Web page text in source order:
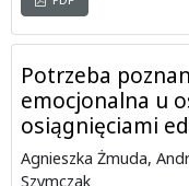
Potrzeba
emocjonalna u
osiągnięciami
Agnieszka Żmuda,
Szymczak